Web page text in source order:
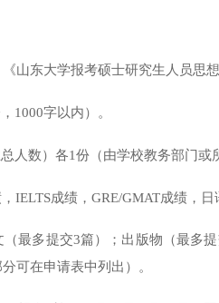
山东大学报考硕士研究生人员思
1000字以内）。
人数）各1份（由学校教务部门或
成绩，GRE/GMAT成绩，
最多提交3篇）；出版物（最多
可在申请表中列出）。